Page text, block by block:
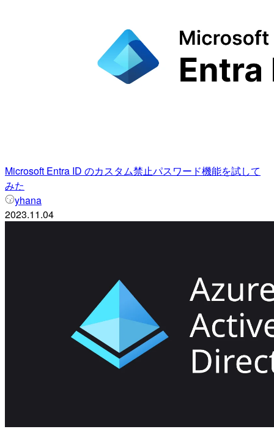
Microsoft Entra ID のカスタム禁止パスワード機能を試して
みた
yhana
2023.11.04